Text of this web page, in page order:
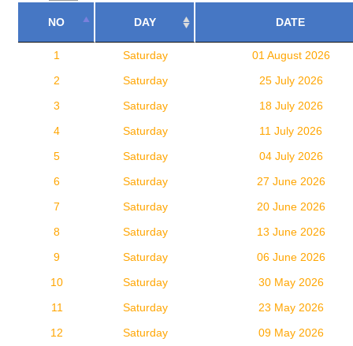
NO DAY DATE
1 Saturday
01 August 2026
2
Saturday
25 July 2026
3
Saturday
18 July 2026
4
Saturday
11 July 2026
5
Saturday
04 July 2026
6
Saturday
27 June 2026
7
Saturday
20 June 2026
8
Saturday
13 June 2026
9
Saturday
06 June 2026
10
Saturday
30 May 2026
11
Saturday
23 May 2026
12
Saturday
09 May 2026